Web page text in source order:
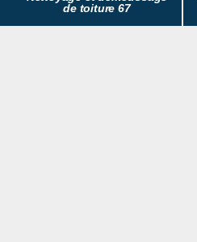
de toiture 67